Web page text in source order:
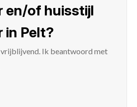
en/of huisstijl
in Pelt?
vrijblijvend. Ik beantwoord met